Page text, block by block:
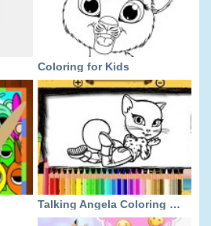
Coloring for Kids
Talking Angela Coloring Book